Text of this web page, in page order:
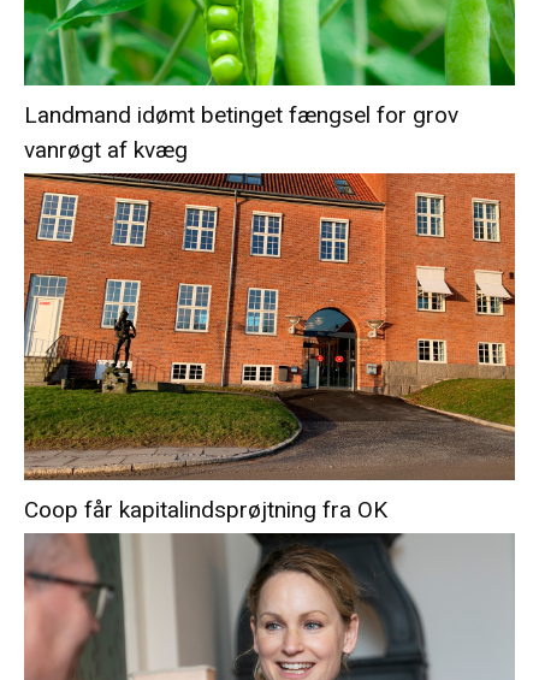
Landmand idømt betinget fængsel for grov
vanrøgt af kvæg
Coop får kapitalindsprøjtning fra OK